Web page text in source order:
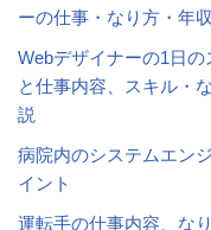
ーの仕事・なり方・年
Webデザイナーの1日
と仕事内容、スキル・
説
病院内のシステムエン
イント
運転手の仕事内容、な